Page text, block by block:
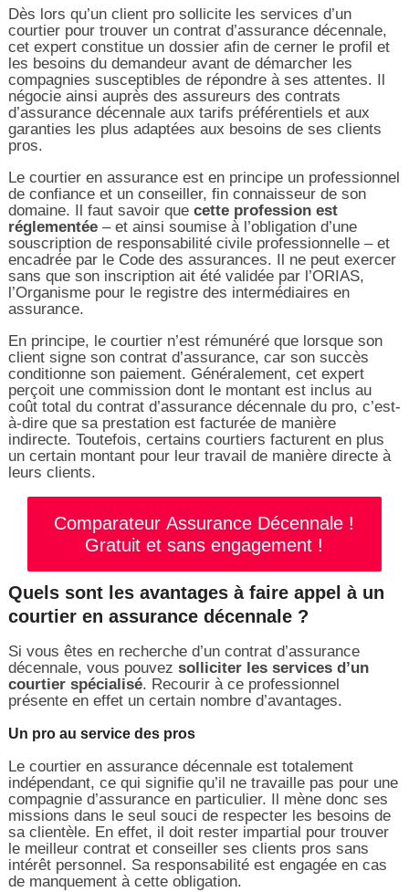
Dès lors qu’un client pro sollicite les services d’un
courtier pour trouver un contrat d’assurance décennale,
cet expert constitue un dossier afin de cerner le profil et
les besoins du demandeur avant de démarcher les
compagnies susceptibles de répondre à ses attentes. Il
négocie ainsi auprès des assureurs des contrats
d’assurance décennale aux tarifs préférentiels et aux
garanties les plus adaptées aux besoins de ses clients
pros.
Le courtier en assurance est en principe un professionnel
de confiance et un conseiller, fin connaisseur de son
domaine. Il faut savoir que cette profession est
réglementée– et ainsi soumise à l’obligation d’une
souscription de responsabilité civile professionnelle – et
encadrée par le Code des assurances. Il ne peut exercer
sans que son inscription ait été validée par l’ORIAS,
l’Organisme pour le registre des intermédiaires en
assurance.
En principe, le courtier n’est rémunéré que lorsque son
client signe son contrat d’assurance, car son succès
conditionne son paiement. Généralement, cet expert
perçoit une commission dont le montant est inclus au
coût total du contrat d’assurance décennale du pro, c’est-
à-dire que sa prestation est facturée de manière
indirecte. Toutefois, certains courtiers facturent en plus
un certain montant pour leur travail de manière directe à
leurs clients.
Comparateur Assurance Décennale !
Gratuit et sans engagement !
Quels sont les avantages à faire appel à un
courtier en assurance décennale ?
Si vous êtes en recherche d’un contrat d’assurance
décennale, vous pouvez solliciter les services d’un
courtier spécialisé. Recourir à ce professionnel
présente en effet un certain nombre d’avantages.
Un pro au service des pros
Le courtier en assurance décennale est totalement
indépendant, ce qui signifie qu’il ne travaille pas pour une
compagnie d’assurance en particulier. Il mène donc ses
missions dans le seul souci de respecter les besoins de
sa clientèle. En effet, il doit rester impartial pour trouver
le meilleur contrat et conseiller ses clients pros sans
intérêt personnel. Sa responsabilité est engagée en cas
de manquement à cette obligation.